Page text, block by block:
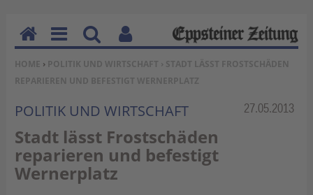
SIE BEFINDEN SICH HIER:
HOME › POLITIK UND WIRTSCHAFT › STADT LÄSST FROSTSCHÄDEN
REPARIEREN UND BEFESTIGT WERNERPLATZ
Rubrik:
POLITIK UND WIRTSCHAFT 27.05.2013
Stadt lässt Frostschäden
reparieren und befestigt
Wernerplatz
H
o
m
e
M
en
u
Su
ch
en
Be
nu
tz
erf
un
kti
on
en